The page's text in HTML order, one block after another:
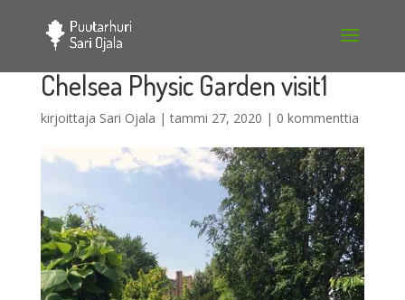
Chelsea Physic Garden visit1
kirjoittaja Sari Ojala |tammi 27, 2020 | 0 kommenttia